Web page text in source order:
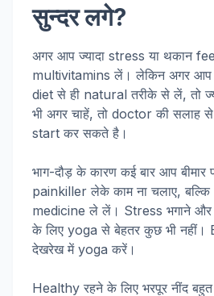
सुन्दर लगे?
अगर आप ज्यादा stress या थकान
multivitamins लें। लेकिन अगर
diet से ही natural तरीके से लें, तो
भी अगर चाहें, तो doctor की सलाह
start कर सकते है।
भाग-दौड़ के कारण कई बार आप
painkiller लेके काम ना चलाए,
medicine ले लें। Stress भगाने
के लिए yoga से बेहतर कुछ भी
देखरेख में yoga करें।
Healthy रहने के लिए भरपूर नींद